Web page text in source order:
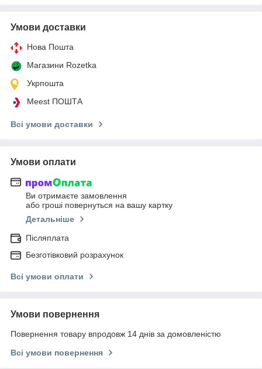
Умови доставки
Нова Пошта
Магазини Rozetka
Укрпошта
Meest ПОШТА
Всі умови доставки
Умови оплати
Ви отримаєте замовлення
або гроші повернуться на вашу картку
Детальніше
Післяплата
Безготівковий розрахунок
Всі умови оплати
Умови повернення
Повернення товару впродовж 14 днів за домовленістю
Всі умови повернення